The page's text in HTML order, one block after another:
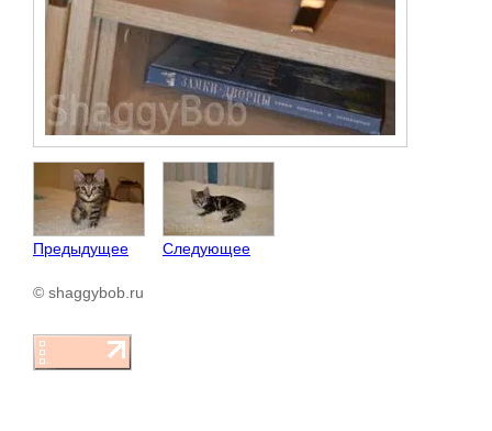
Предыдущее Следующее
© shaggybob.ru